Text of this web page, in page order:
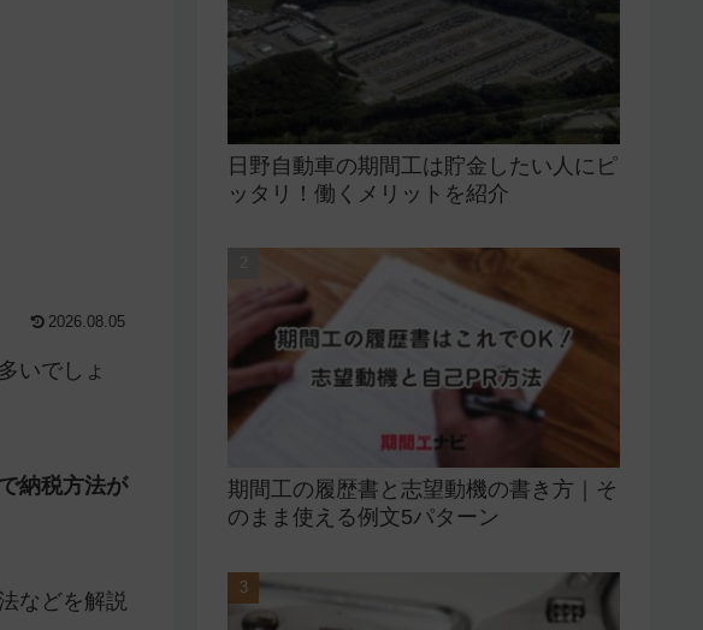
2026.08.05
いでしょ
納税方法が
などを解説
日野自動車の期間工は貯金したい人にピ
ッタリ！働くメリットを紹介
期間工の履歴書と志望動機の書き方｜そ
のまま使える例文5パターン